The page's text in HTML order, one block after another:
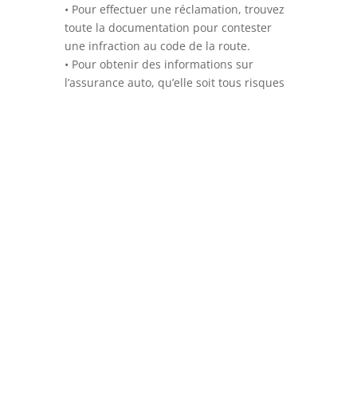
• Pour effectuer une réclamation, trouvez
toute la documentation pour contester
une infraction au code de la route.
• Pour obtenir des informations sur
l’assurance auto, qu’elle soit tous risques